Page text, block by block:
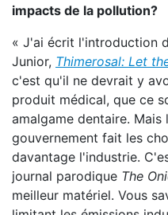
impacts de la pollution?
« J'ai écrit l'introduction
Junior, Thimerosal: Let
c'est qu'il ne devrait y
produit médical, que ce
amalgame dentaire.
gouvernement fait les
davantage l'industrie.
journal parodique The
meilleur matériel. Vous